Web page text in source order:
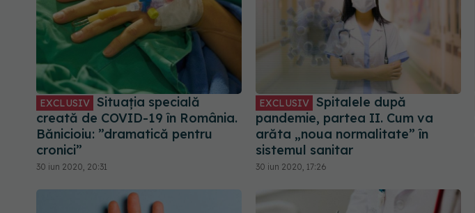
EXCLUSIV Situația specială
creată de COVID-19 în România.
Bănicioiu: ”dramatică pentru
cronici”
30 iun 2020, 20:31
EXCLUSIV Spitalele după
pandemie, partea II. Cum va
arăta „noua normalitate” în
sistemul sanitar
30 iun 2020, 17:26